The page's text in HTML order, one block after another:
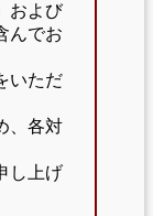
および
んでお
いただ
、各対
し上げ